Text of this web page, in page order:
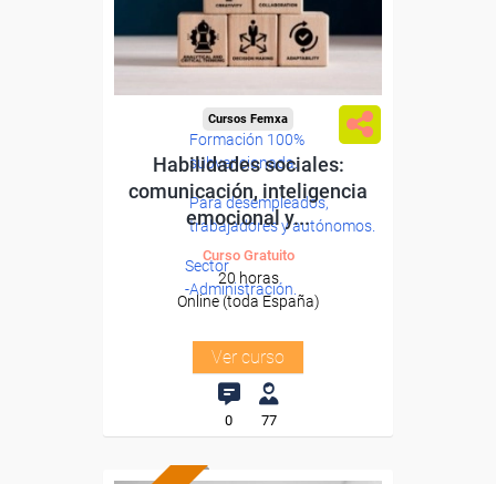
Formación 100%
subvencionada.
Para desempleados,
trabajadores y autónomos.
Sector
-Administración.
Cursos Femxa
Habilidades sociales:
comunicación, inteligencia
emocional y...
Curso Gratuito
20 horas
Online (toda España)
Ver curso
0 77